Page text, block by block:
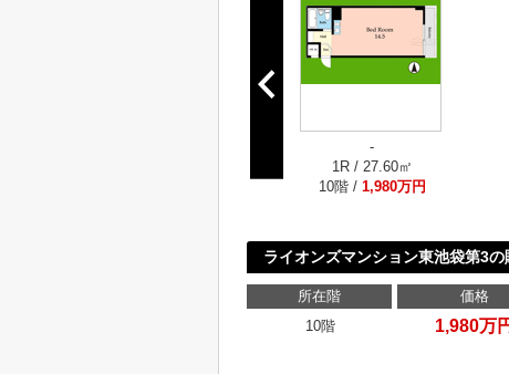
-
1R / 27.60㎡
10階 / 1,980万円
ライオンズマンション東池袋第3の
所在階 価格
10階
1,980万